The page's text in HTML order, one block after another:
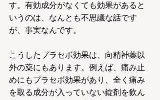
す。有効成分がなくても効果があると
いうのは、なんとも不思議な話です
が、事実なんです。
こうしたプラセボ効果は、向精神薬以
外の薬にもあります。例えば、痛み止
めにもプラセボ効果があり、全く痛み
を取る成分が入っていない錠剤を飲ん